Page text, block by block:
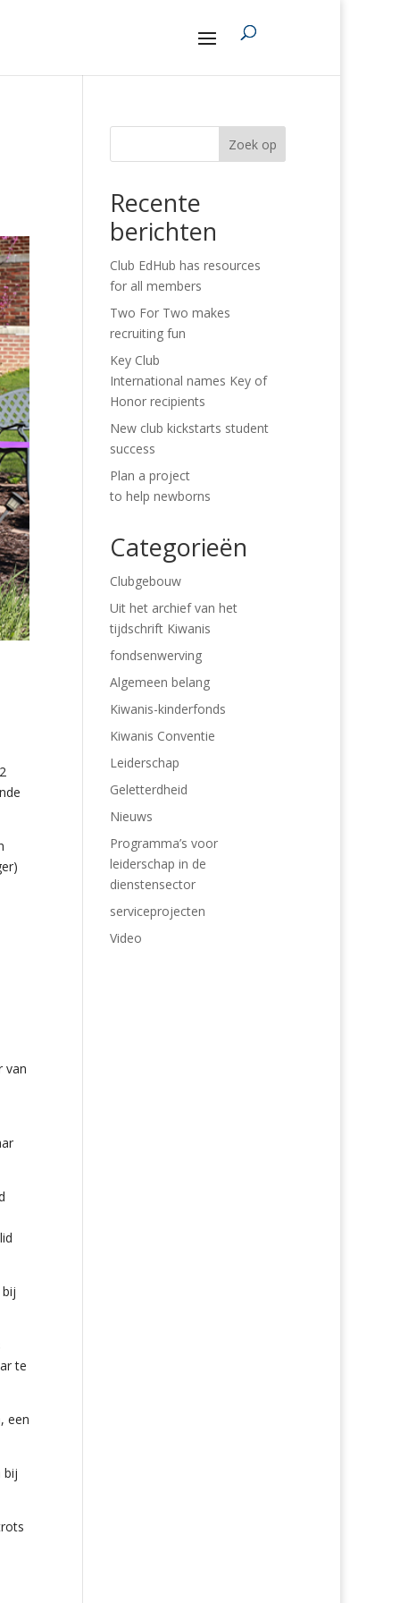
van
te
een
bij
Zoek op
Recente
berichten
Club EdHub has resources
for all members
Two For Two makes
recruiting fun
Key Club
International names Key of
Honor recipients
New club kickstarts student
success
Plan a project
to help newborns
Categorieën
Clubgebouw
Uit het archief van het
tijdschrift Kiwanis
fondsenwerving
Algemeen belang
Kiwanis-kinderfonds
Kiwanis Conventie
Leiderschap
Geletterdheid
Nieuws
Programma’s voor
leiderschap in de
dienstensector
serviceprojecten
Video